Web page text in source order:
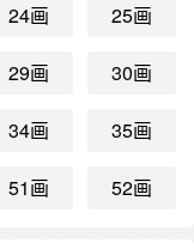
24画 25画
29画 30画
34画 35画
51画 52画